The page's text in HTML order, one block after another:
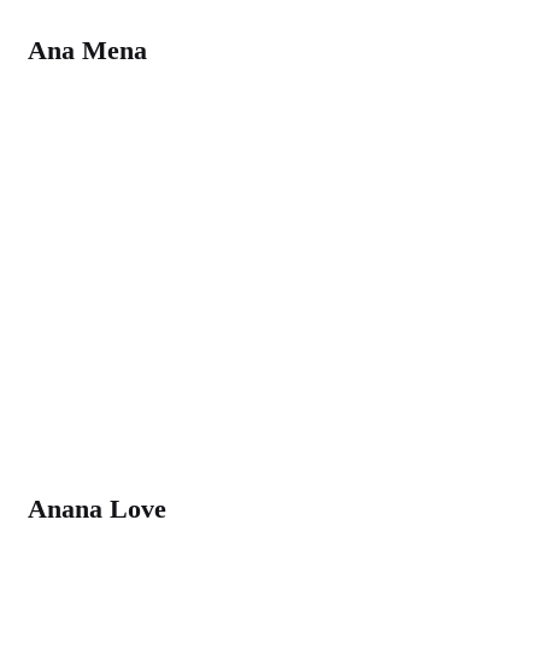
Ana Mena
Anana Love